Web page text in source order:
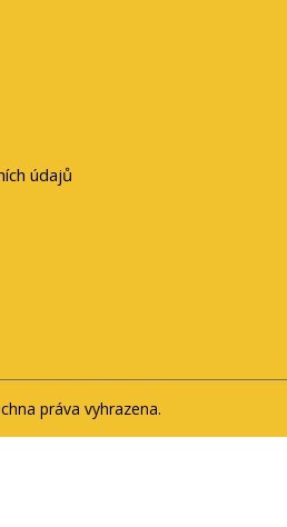
údajů
práva vyhrazena.